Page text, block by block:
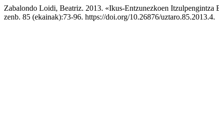
Zabalondo Loidi, Beatriz. 2013. «Ikus-Entzunezkoen
zenb. 85 (ekainak):73-96. https://doi.org/10.26876/uztaro.85.2013.4.